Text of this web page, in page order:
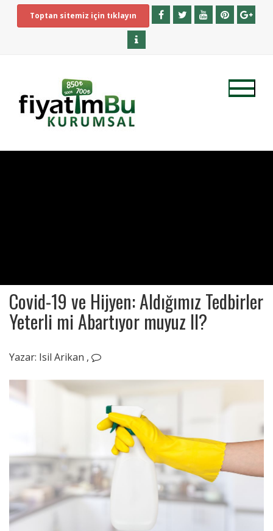
Toptan sitemiz için tıklayın
Covid-19 ve Hijyen: Aldığımız Tedbirler
Yeterli mi Abartıyor muyuz II?
Yazar: Isil Arikan ,
13,
2020